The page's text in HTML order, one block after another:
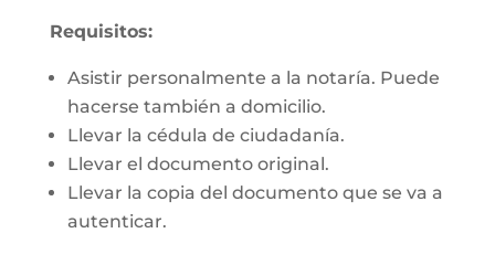
Requisitos:
Asistir personalmente a la notaría. Puede
hacerse también a domicilio.
Llevar la cédula de ciudadanía.
Llevar el documento original.
Llevar la copia del documento que se va a
autenticar.